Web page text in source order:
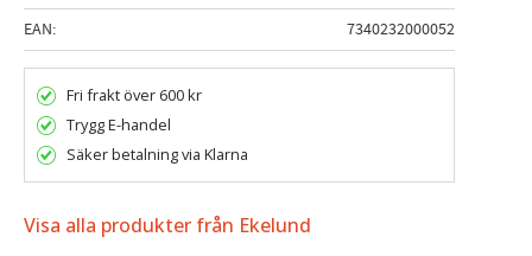
EAN
7340232000052
Fri frakt över 600 kr
Trygg E-handel
Säker betalning via Klarna
Visa alla produkter från Ekelund